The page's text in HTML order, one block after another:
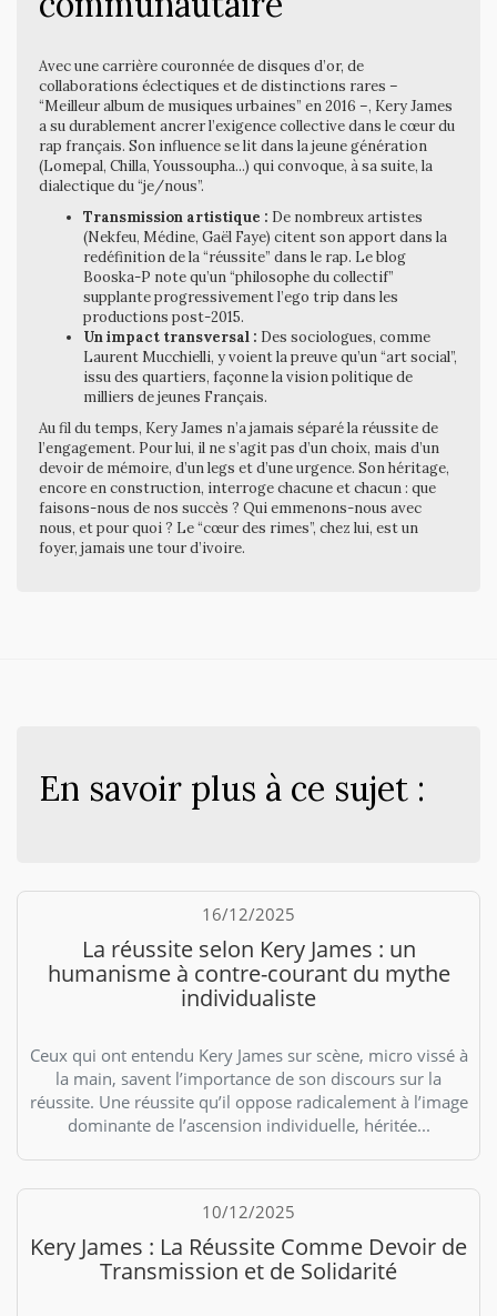
Avec une carrière couronnée de disques d’or, de
collaborations éclectiques et de distinctions rares –
“Meilleur album de musiques urbaines” en 2016 –, Kery James
a su durablement ancrer l’exigence collective dans le cœur du
rap français. Son influence se lit dans la jeune génération
(Lomepal, Chilla, Youssoupha...) qui convoque, à sa suite, la
dialectique du “je/nous”.
Transmission artistique : De nombreux artistes
(Nekfeu, Médine, Gaël Faye) citent son apport dans la
redéfinition de la “réussite” dans le rap. Le blog
Booska-P note qu’un “philosophe du collectif”
supplante progressivement l’ego trip dans les
productions post-2015.
Un impact transversal : Des sociologues, comme
Laurent Mucchielli, y voient la preuve qu’un “art social”,
issu des quartiers, façonne la vision politique de
milliers de jeunes Français.
Au fil du temps, Kery James n’a jamais séparé la réussite de
l’engagement. Pour lui, il ne s’agit pas d’un choix, mais d’un
devoir de mémoire, d’un legs et d’une urgence. Son héritage,
encore en construction, interroge chacune et chacun : que
faisons-nous de nos succès ? Qui emmenons-nous avec
nous, et pour quoi ? Le “cœur des rimes”, chez lui, est un
foyer, jamais une tour d’ivoire.
En savoir plus à ce sujet :
16/12/2025
La réussite selon Kery James : un
humanisme à contre-courant du mythe
individualiste
Ceux qui ont entendu Kery James sur scène, micro vissé à
la main, savent l’importance de son discours sur la
réussite. Une réussite qu’il oppose radicalement à l’image
dominante de l’ascension individuelle, héritée...
10/12/2025
Kery James : La Réussite Comme Devoir de
Transmission et de Solidarité